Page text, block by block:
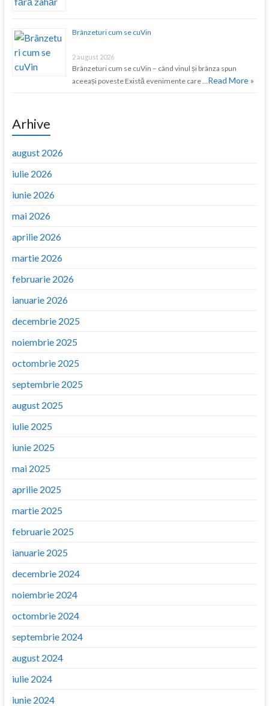
Brânzeturi cum se cuVin
2 august 2026
Brânzeturi cum se cuVin – când vinul și brânza spun
aceeași poveste Există evenimente care … Read More »
Arhive
august 2026
iulie 2026
iunie 2026
mai 2026
aprilie 2026
martie 2026
februarie 2026
ianuarie 2026
decembrie 2025
noiembrie 2025
octombrie 2025
septembrie 2025
august 2025
iulie 2025
iunie 2025
mai 2025
aprilie 2025
martie 2025
februarie 2025
ianuarie 2025
decembrie 2024
noiembrie 2024
octombrie 2024
septembrie 2024
august 2024
iulie 2024
iunie 2024